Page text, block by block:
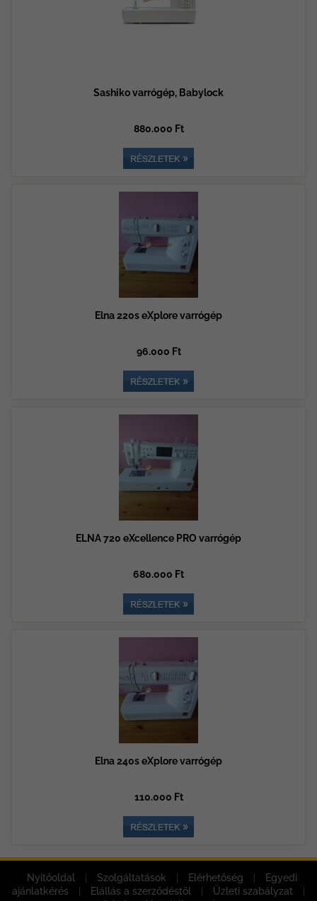
Sashiko varrógép, Babylock
880.000 Ft
Elna 220s eXplore varrógép
96.000 Ft
ELNA 720 eXcellence PRO varrógép
680.000 Ft
Elna 240s eXplore varrógép
110.000 Ft
Nyitóoldal Szolgáltatások Elérhetőség
Egyedi
ajánlatkérés
Elállás a szerződéstől Üzleti szabályzat